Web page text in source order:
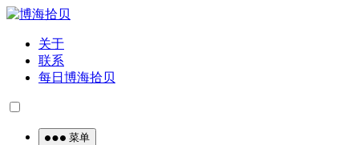
关于
联系
每日博海拾贝
菜单